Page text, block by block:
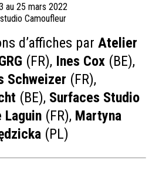
au 25 mars 2022
Camoufleur
d’affiches par Atelier
(FR), Ines Cox (BE),
Schweizer (FR),
(BE), Surfaces Studio
(FR), Martyna
(PL)